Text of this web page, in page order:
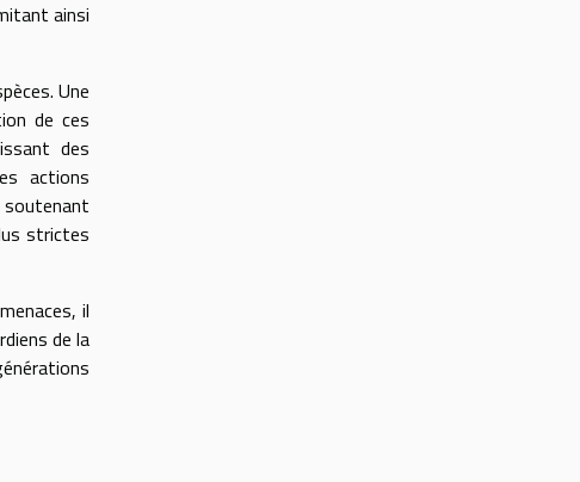
ainsi
Une
de ces
des
actions
soutenant
strictes
il
de la